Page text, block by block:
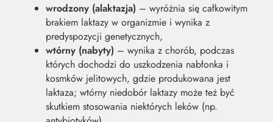
wrodzony (alaktazja) – wyróżnia się całkowitym
brakiem laktazy w organizmie i wynika z
predyspozycji genetycznych,
wtórny (nabyty) – wynika z chorób, podczas
których dochodzi do uszkodzenia nabłonka i
kosmków jelitowych, gdzie produkowana jest
laktaza; wtórny niedobór laktazy może też być
skutkiem stosowania niektórych leków (np.